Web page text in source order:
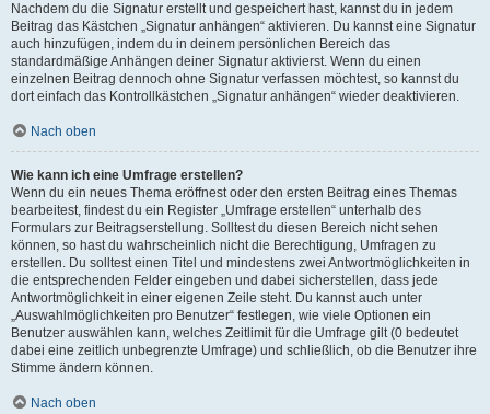
Nachdem du die Signatur erstellt und gespeichert hast, kannst du in jedem
Beitrag das Kästchen „Signatur anhängen“ aktivieren. Du kannst eine Signatur
auch hinzufügen, indem du in deinem persönlichen Bereich das
standardmäßige Anhängen deiner Signatur aktivierst. Wenn du einen
einzelnen Beitrag dennoch ohne Signatur verfassen möchtest, so kannst du
dort einfach das Kontrollkästchen „Signatur anhängen“ wieder deaktivieren.
Nach oben
Wie kann ich eine Umfrage erstellen?
Wenn du ein neues Thema eröffnest oder den ersten Beitrag eines Themas
bearbeitest, findest du ein Register „Umfrage erstellen“ unterhalb des
Formulars zur Beitragserstellung. Solltest du diesen Bereich nicht sehen
können, so hast du wahrscheinlich nicht die Berechtigung, Umfragen zu
erstellen. Du solltest einen Titel und mindestens zwei Antwortmöglichkeiten in
die entsprechenden Felder eingeben und dabei sicherstellen, dass jede
Antwortmöglichkeit in einer eigenen Zeile steht. Du kannst auch unter
„Auswahlmöglichkeiten pro Benutzer“ festlegen, wie viele Optionen ein
Benutzer auswählen kann, welches Zeitlimit für die Umfrage gilt (0 bedeutet
dabei eine zeitlich unbegrenzte Umfrage) und schließlich, ob die Benutzer ihre
Stimme ändern können.
Nach oben